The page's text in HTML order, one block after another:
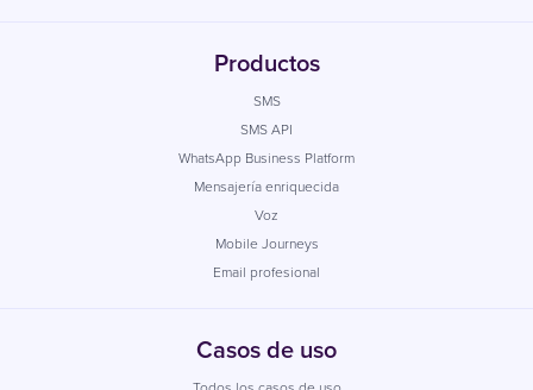
Productos
SMS
SMS API
WhatsApp Business Platform
Mensajería enriquecida
Voz
Mobile Journeys
Email profesional
Casos de uso